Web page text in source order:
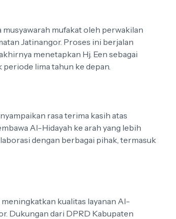
mufakat oleh perwakilan
Jatinangor. Proses ini berjalan
menetapkan Hj. Een sebagai
lima tahun ke depan.
rasa terima kasih atas
Al-Hidayah ke arah yang lebih
dengan berbagai pihak, termasuk
kualitas layanan Al-
Dukungan dari DPRD Kabupaten